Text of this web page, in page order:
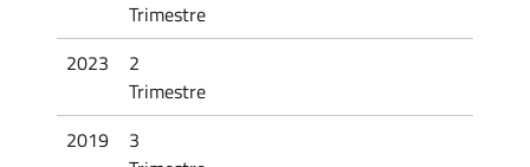
Trimestre
2023
2
Trimestre
2019
3